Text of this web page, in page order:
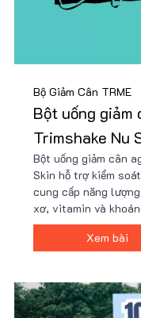
Bộ Giảm Cân TRME
Bột uống giảm
Trimshake Nu
Bột uống giảm cân
Skin hỗ trợ kiểm
cung cấp năng
xơ, vitamin và
giác thèm ăn, tăng
người bận rộn hoặc
Xem bài